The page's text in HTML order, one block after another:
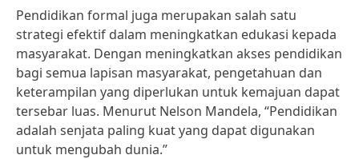
Pendidikan formal juga merupakan salah satu
strategi efektif dalam meningkatkan edukasi kepada
masyarakat. Dengan meningkatkan akses pendidikan
bagi semua lapisan masyarakat, pengetahuan dan
keterampilan yang diperlukan untuk kemajuan dapat
tersebar luas. Menurut Nelson Mandela, “Pendidikan
adalah senjata paling kuat yang dapat digunakan
untuk mengubah dunia.”